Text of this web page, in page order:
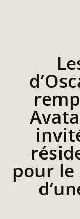
pour